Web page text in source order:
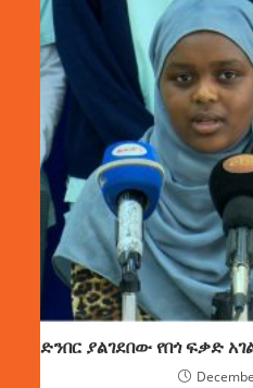
ድንበር ያልገደበው የበጎ ፍቃድ